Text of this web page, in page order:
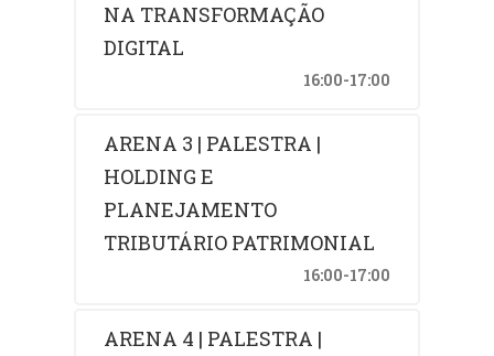
NA TRANSFORMAÇÃO
DIGITAL
16:00-17:00
ARENA 3 | PALESTRA |
HOLDING E
PLANEJAMENTO
TRIBUTÁRIO PATRIMONIAL
16:00-17:00
ARENA 4 | PALESTRA |